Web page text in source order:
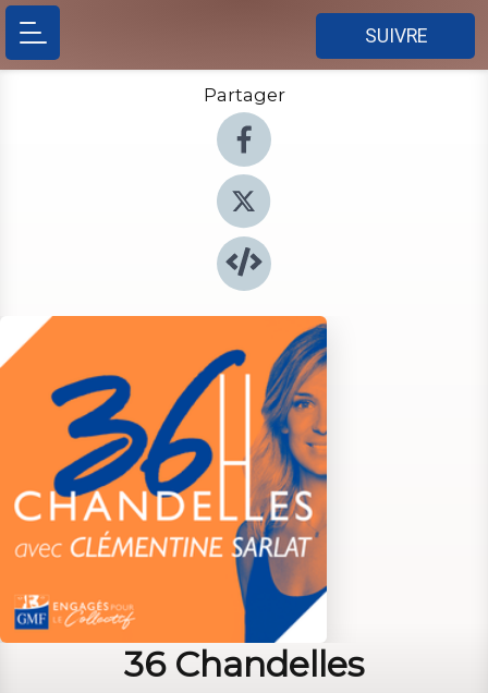
SUIVRE
Partager
36 Chandelles